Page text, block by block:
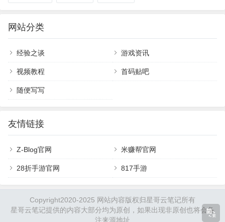
网站分类
经验之谈 游戏资讯
视频教程 首码贴吧
随便写写
友情链接
Z-Blog官网 米赚帮官网
28折手游官网 817手游
Copyright2020-2025 网站内容版权归星哥云笔记所有
星哥云笔记提供的内容大部分均为原创，如果出现非原创也将会备
注来源地址